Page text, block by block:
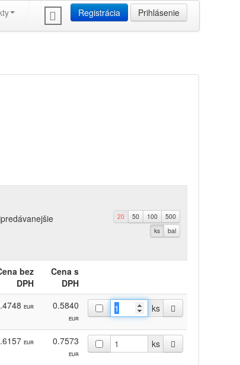
Registrácia Prihlásenie
20 50 100
500
ks
bal
bez
DPH
Cena s
DPH
EUR 0.5840
EUR
ks
EUR 0.7573
EUR
ks